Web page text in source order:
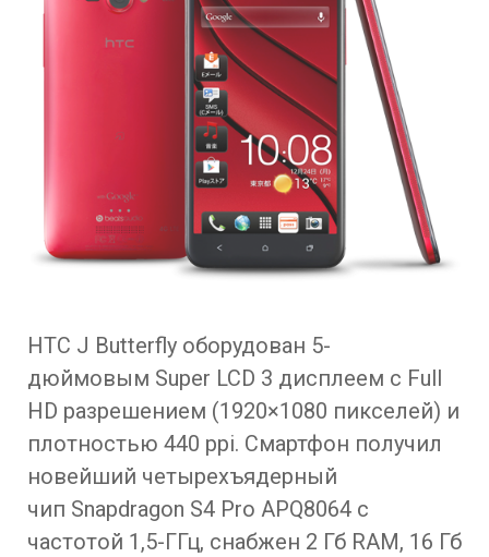
HTC J Butterfly оборудован 5-
дюймовым Super LCD 3 дисплеем с Full
HD разрешением (1920×1080 пикселей) и
плотностью 440 ppi. Смартфон получил
новейший четырехъядерный
чип Snapdragon S4 Pro APQ8064 с
частотой 1,5-ГГц, снабжен 2 Гб RAM, 16 Гб